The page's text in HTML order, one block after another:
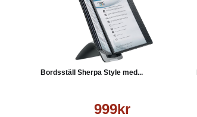
Bordsställ Sherpa Style med...
999kr
Köp